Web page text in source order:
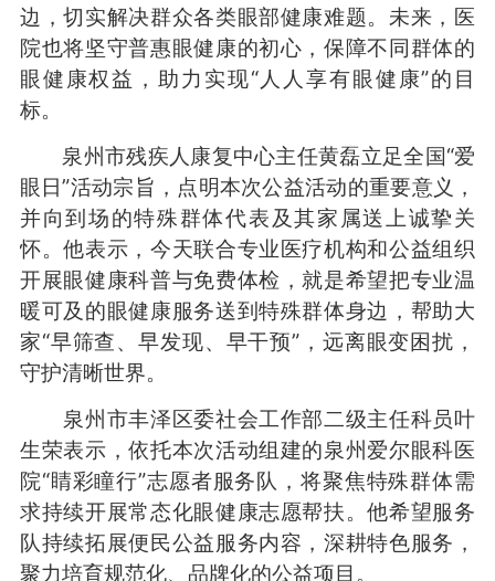
边，切实解决群众各类眼部健康难题。未来，医
院也将坚守普惠眼健康的初心，保障不同群体的
眼健康权益，助力实现“人人享有眼健康”的目
标。
泉州市残疾人康复中心主任黄磊立足全国“爱
眼日”活动宗旨，点明本次公益活动的重要意义，
并向到场的特殊群体代表及其家属送上诚挚关
怀。他表示，今天联合专业医疗机构和公益组织
开展眼健康科普与免费体检，就是希望把专业温
暖可及的眼健康服务送到特殊群体身边，帮助大
家“早筛查、早发现、早干预”，远离眼变困扰，
守护清晰世界。
泉州市丰泽区委社会工作部二级主任科员叶
生荣表示，依托本次活动组建的泉州爱尔眼科医
院“睛彩瞳行”志愿者服务队，将聚焦特殊群体需
求持续开展常态化眼健康志愿帮扶。他希望服务
队持续拓展便民公益服务内容，深耕特色服务，
聚力培育规范化、品牌化的公益项目。